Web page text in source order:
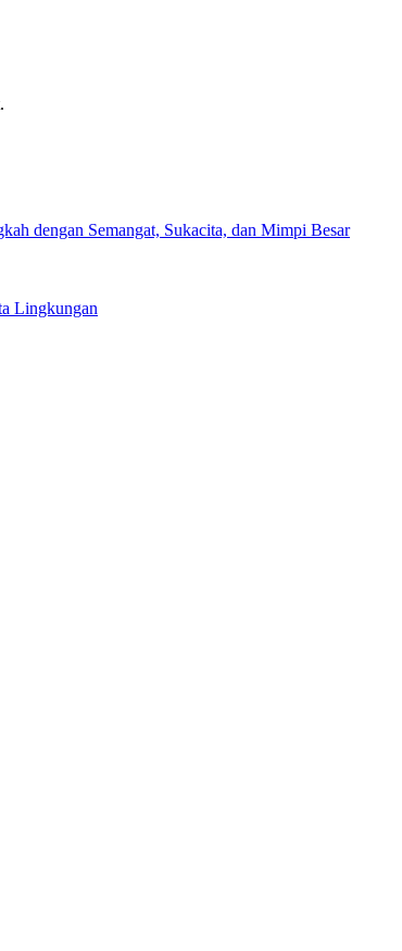
dengan Semangat, Sukacita, dan Mimpi Besar
Lingkungan